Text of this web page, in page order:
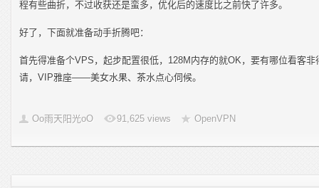
程有些曲折，不过收获还是蛮多，优化后的速度比之前快了许多。
好了，下面就准备动手折腾吧：
首先得准备个VPS，起步配置很低，128M内存的就OK，要有哪位看客
请，VIP雅座——美女水果、茶水点心伺候。
Oo雨天阳光oO 91,625 views OpenVPN